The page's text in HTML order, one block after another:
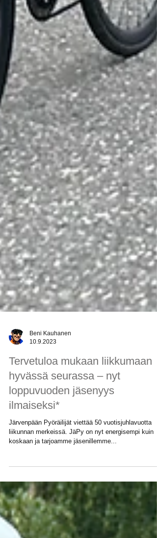
10.9.2023
Tervetuloa mukaan liikkumaan
hyvässä seurassa – nyt
loppuvuoden jäsenyys
ilmaiseksi*
Järvenpään Pyöräilijät viettää 50 vuotisjuhlavuotta